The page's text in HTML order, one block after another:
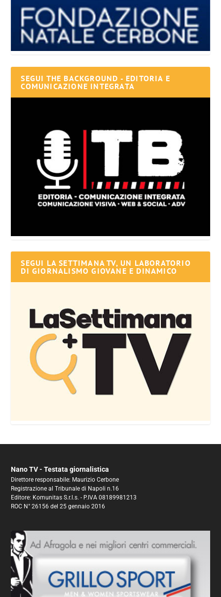
SEGUI THE BACKGROUND - EDITORIA E
COMUNICAZIONE INTEGRATA
SEGUI LA SETTIMANA TV, UN LABORATORIO
DI GIORNALISMO GIOVANE E DINAMICO
Nano TV - Testata giornalistica
Direttore responsabile: Maurizio Cerbone
Registrazione al Tribunale di Napoli n.16
Editore: Komunitas S.r.l.s. - P.IVA 08189981213
ROC N° 26156 del 25 gennaio 2016